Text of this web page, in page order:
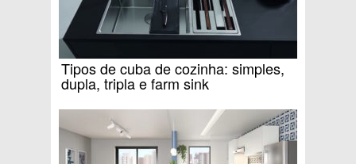
Tipos de cuba de cozinha: simples,
dupla, tripla e farm sink